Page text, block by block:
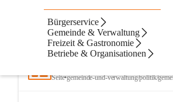
Bürgerservice
Gemeinde & Verwaltung
Freizeit & Gastronomie
Betriebe & Organisationen
Beste Resultate Kontakte
Suchergebnisse
Suchergebnisse:
Seite•gemeinde-und-verwaltung/politik/